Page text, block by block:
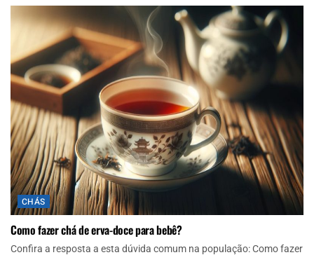
CHÁS
Como fazer chá de erva-doce para bebê?
Confira a resposta a esta dúvida comum na população: Como fazer